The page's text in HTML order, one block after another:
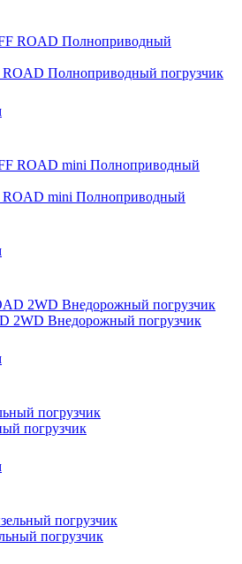
Полноприводный погрузчик
ROAD mini Полноприводный
2WD Внедорожный погрузчик
погрузчик
погрузчик